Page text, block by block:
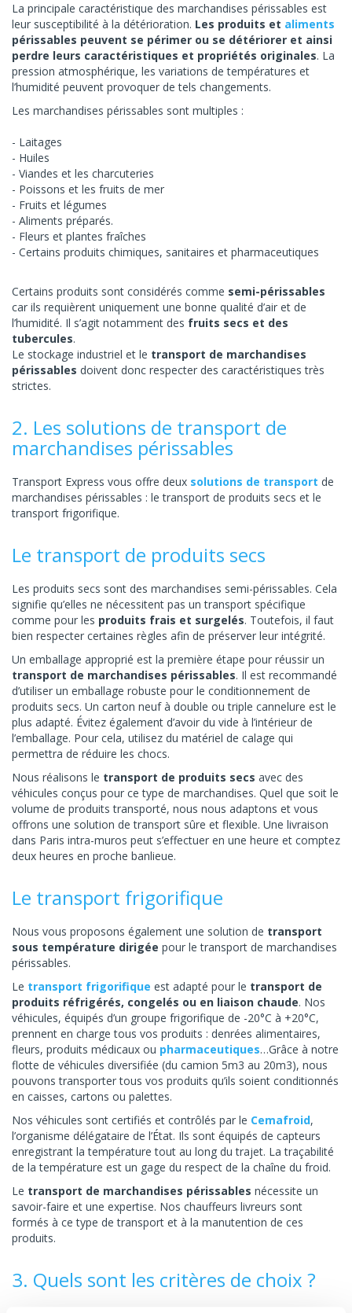
La principale caractéristique des marchandises périssables est
leur susceptibilité à la détérioration. Les produits et aliments
périssables peuvent se périmer ou se détériorer et ainsi
perdre leurs caractéristiques et propriétés originales. La
pression atmosphérique, les variations de températures et
l’humidité peuvent provoquer de tels changements.
Les marchandises périssables sont multiples :
Laitages
Huiles
Viandes et les charcuteries
Poissons et les fruits de mer
Fruits et légumes
Aliments préparés.
Fleurs et plantes fraîches
Certains produits chimiques, sanitaires et pharmaceutiques
Certains produits sont considérés comme semi-périssables
car ils requièrent uniquement une bonne qualité d’air et de
l’humidité. Il s’agit notamment des fruits secs et des
tubercules.
Le stockage industriel et le transport de marchandises
périssables doivent donc respecter des caractéristiques très
strictes.
2. Les solutions de transport de
marchandises périssables
Transport Express vous offre deux solutions de transport de
marchandises périssables : le transport de produits secs et le
transport frigorifique.
Le transport de produits secs
Les produits secs sont des marchandises semi-périssables. Cela
signifie qu’elles ne nécessitent pas un transport spécifique
comme pour les produits frais et surgelés. Toutefois, il faut
bien respecter certaines règles afin de préserver leur intégrité.
Un emballage approprié est la première étape pour réussir un
transport de marchandises périssables. Il est recommandé
d’utiliser un emballage robuste pour le conditionnement de
produits secs. Un carton neuf à double ou triple cannelure est le
plus adapté. Évitez également d’avoir du vide à l’intérieur de
l’emballage. Pour cela, utilisez du matériel de calage qui
permettra de réduire les chocs.
Nous réalisons le transport de produits secs avec des
véhicules conçus pour ce type de marchandises. Quel que soit le
volume de produits transporté, nous nous adaptons et vous
offrons une solution de transport sûre et flexible. Une livraison
dans Paris intra-muros peut s’effectuer en une heure et comptez
deux heures en proche banlieue.
Le transport frigorifique
Nous vous proposons également une solution de transport
sous température dirigée pour le transport de marchandises
périssables.
Le transport frigorifique est adapté pour le transport de
produits réfrigérés, congelés ou en liaison chaude. Nos
véhicules, équipés d’un groupe frigorifique de -20°C à +20°C,
prennent en charge tous vos produits : denrées alimentaires,
fleurs, produits médicaux ou pharmaceutiques…Grâce à notre
flotte de véhicules diversifiée (du camion 5m3 au 20m3), nous
pouvons transporter tous vos produits qu’ils soient conditionnés
en caisses, cartons ou palettes.
Nos véhicules sont certifiés et contrôlés par le Cemafroid,
l’organisme délégataire de l’État. Ils sont équipés de capteurs
enregistrant la température tout au long du trajet. La traçabilité
de la température est un gage du respect de la chaîne du froid.
Le transport de marchandises périssables nécessite un
savoir-faire et une expertise. Nos chauffeurs livreurs sont
formés à ce type de transport et à la manutention de ces
produits.
3. Quels sont les critères de choix ?